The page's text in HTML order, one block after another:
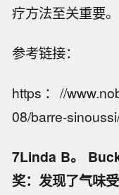
疗方法至关重要。
参考链接：
https：//
08/barre-
7Linda B。
奖：发现了气味